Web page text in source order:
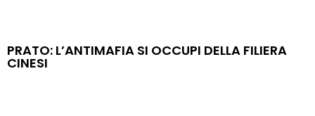
PRATO: L’ANTIMAFIA SI OCCUPI DELLA FILIERA
CINESI